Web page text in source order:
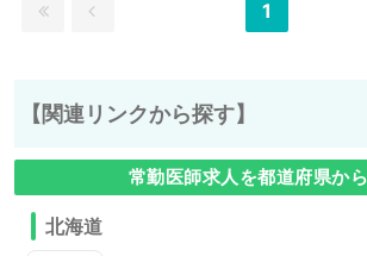
1
【関連リンクから探す】
常勤医師求人を都道府県か
北海道